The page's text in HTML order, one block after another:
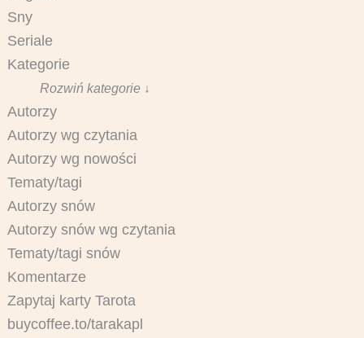
Sny
Seriale
Kategorie
Rozwiń kategorie ↓
Autorzy
Autorzy wg czytania
Autorzy wg nowości
Tematy/tagi
Autorzy snów
Autorzy snów wg czytania
Tematy/tagi snów
Komentarze
Zapytaj karty Tarota
buycoffee.to/tarakapl